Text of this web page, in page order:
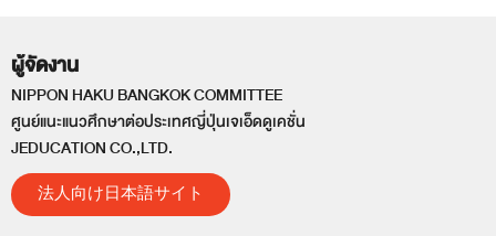
ผู้จัดงาน
NIPPON HAKU BANGKOK COMMITTEE
ศูนย์แนะแนวศึกษาต่อประเทศญี่ปุ่นเจเอ็ดดูเคชั่น
JEDUCATION CO.,LTD.
法人向け日本語サイト